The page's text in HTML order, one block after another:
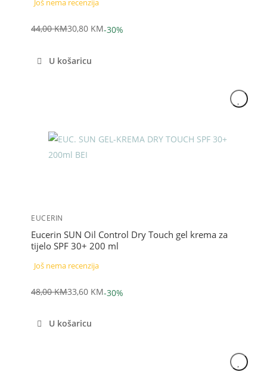
Još nema recenzija
44,00KM
Izvorna
bila
30,80 KM
Trenutna
je:
-30%
U košaricu
EUCERIN
Eucerin SUN Oil Control Dry Touch gel krema za
tijelo SPF 30+ 200 ml
Još nema recenzija
48,00KM
Izvorna
bila
33,60 KM
Trenutna
je:
-30%
U košaricu